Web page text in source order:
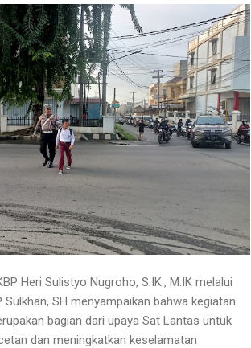
Heri Sulistyo Nugroho, S.IK., M.IK melalui
Sulkhan, SH menyampaikan bahwa kegiatan
bagian dari upaya Sat Lantas untuk
dan meningkatkan keselamatan